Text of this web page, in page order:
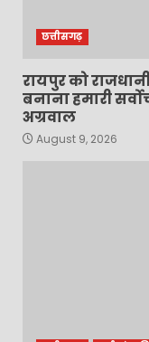
छत्तीसगढ़
रायपुर को
बनाना हमारी
अग्रवाल
August 9, 2026